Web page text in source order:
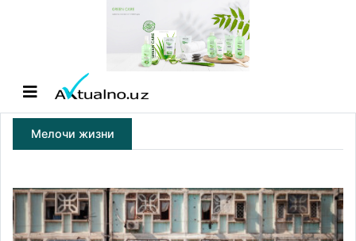
Мелочи жизни